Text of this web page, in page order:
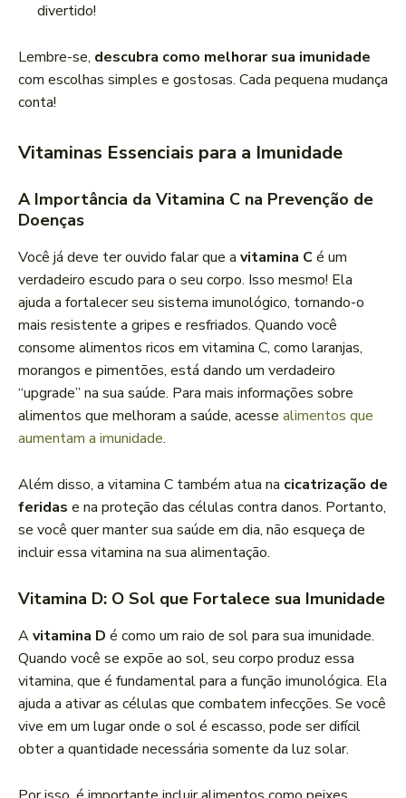
divertido!
Lembre-se, descubra como melhorar sua imunidade
com escolhas simples e gostosas. Cada pequena mudança
conta!
Vitaminas Essenciais para a Imunidade
A Importância da Vitamina C na Prevenção de
Doenças
Você já deve ter ouvido falar que a vitamina Cé um
verdadeiro escudo para o seu corpo. Isso mesmo! Ela
ajuda a fortalecer seu sistema imunológico, tornando-o
mais resistente a gripes e resfriados. Quando você
consome alimentos ricos em vitamina C, como laranjas,
morangos e pimentões, está dando um verdadeiro
“upgrade” na sua saúde. Para mais informações sobre
alimentos que melhoram a saúde, acesse alimentos que
aumentam a imunidade.
Além disso, a vitamina C também atua na cicatrização de
feridas e na proteção das células contra danos. Portanto,
se você quer manter sua saúde em dia, não esqueça de
incluir essa vitamina na sua alimentação.
Vitamina D: O Sol que Fortalece sua Imunidade
Avitamina D é como um raio de sol para sua imunidade.
Quando você se expõe ao sol, seu corpo produz essa
vitamina, que é fundamental para a função imunológica. Ela
ajuda a ativar as células que combatem infecções. Se você
vive em um lugar onde o sol é escasso, pode ser difícil
obter a quantidade necessária somente da luz solar.